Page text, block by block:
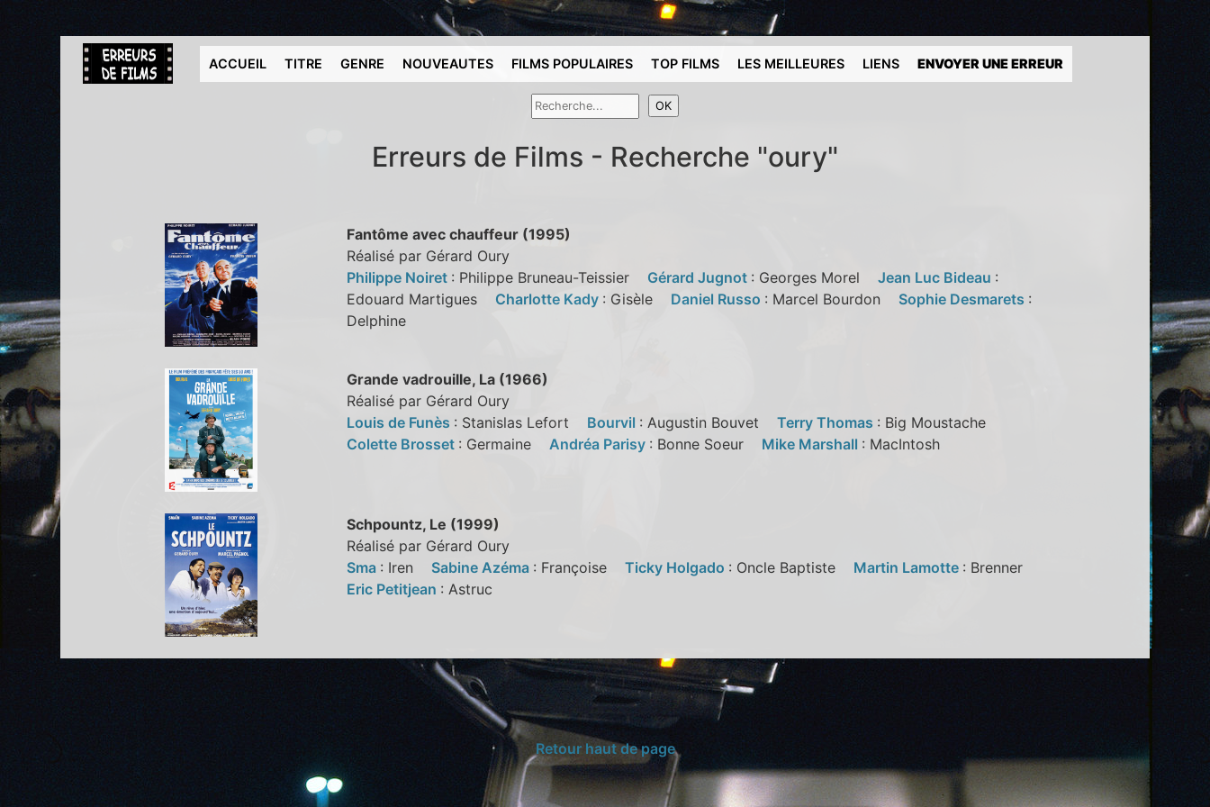
ACCUEIL TITRE GENRE NOUVEAUTES FILMS POPULAIRES TOP FILMS LES MEILLEURES LIENS ENVOYER UNE ERREUR
Erreurs de Films - Recherche "oury"
Fantôme avec chauffeur (1995)
Réalisé par Gérard Oury
Philippe Noiret : Philippe Bruneau-Teissier Gérard Jugnot : Georges Morel Jean Luc Bideau :
Edouard Martigues Charlotte Kady : Gisèle Daniel Russo : Marcel Bourdon Sophie Desmarets :
Delphine
Grande vadrouille, La (1966)
Réalisé par Gérard Oury
Louis de Funès : Stanislas Lefort Bourvil : Augustin Bouvet Terry Thomas : Big Moustache
Colette Brosset : Germaine Andréa Parisy : Bonne Soeur Mike Marshall : MacIntosh
Schpountz, Le (1999)
Réalisé par Gérard Oury
Sma : Iren Sabine Azéma : Françoise Ticky Holgado : Oncle Baptiste Martin Lamotte : Brenner
Eric Petitjean : Astruc
Retour haut de page